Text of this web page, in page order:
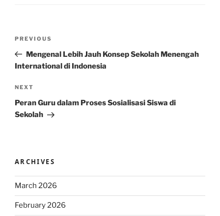
Previous
Post
PREVIOUS
Mengenal Lebih Jauh Konsep Sekolah Menengah
International di Indonesia
Next
Post
NEXT
Peran Guru dalam Proses Sosialisasi Siswa di
Sekolah
ARCHIVES
March 2026
February 2026